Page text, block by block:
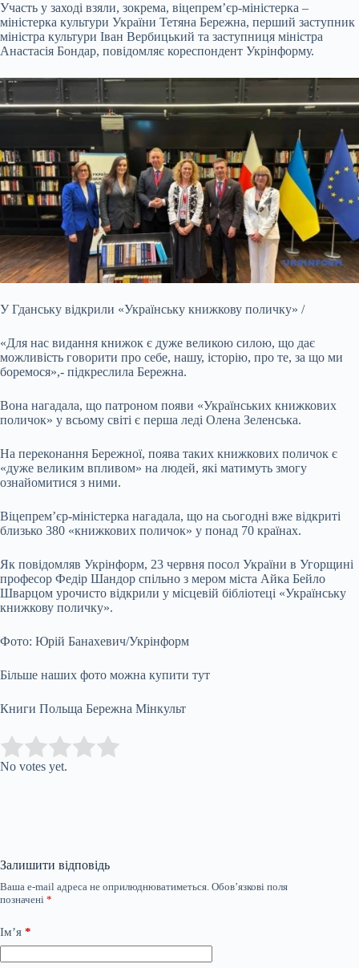
Участь у заході взяли, зокрема, віцепрем’єр-міністерка –
міністерка культури України Тетяна Бережна, перший заступник
міністра культури Іван Вербицький та заступниця міністра
Анастасія Бондар, повідомляє кореспондент Укрінформу.
У Гданську відкрили «Українську книжкову поличку» /
«Для нас видання книжок є дуже великою силою, що дає
можливість говорити про себе, нашу, історію, про те, за що ми
боремося»,- підкреслила Бережна.
Вона нагадала, що патроном появи «Українських книжкових
поличок» у всьому світі є перша леді Олена Зеленська.
На переконання Бережної, поява таких книжкових поличок є
«дуже великим впливом» на людей, які матимуть змогу
ознайомитися з ними.
Віцепрем’єр-міністерка нагадала, що на сьогодні вже відкриті
близько 380 «книжкових поличок» у понад 70 країнах.
Як повідомляв Укрінформ, 23 червня посол України в Угорщині
професор Федір Шандор спільно з мером міста Айка Бейло
Шварцом урочисто відкрили у місцевій бібліотеці «Українську
книжкову поличку».
Фото: Юрій Банахевич/Укрінформ
Більше наших фото можна купити тут
Книги Польща Бережна Мінкульт
Rate this item:
No votes yet.
Залишити відповідь
Ваша e-mail адреса не оприлюднюватиметься. Обов’язкові поля
позначені *
Ім’я *